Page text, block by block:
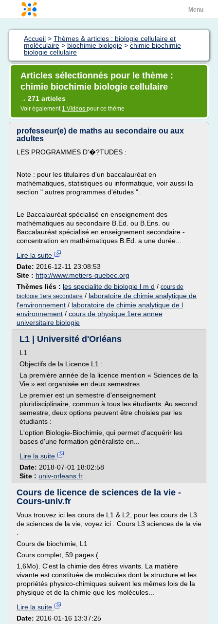
Menu
Accueil > Thèmes & articles : biologie cellulaire et
moléculaire > biochimie biologie > chimie biochimie
biologie cellulaire
Articles sélectionnés pour le thème :
chimie biochimie biologie cellulaire
→ 271 articles
Voir également 1 Vidéos pour ce thème
professeur(e) de maths au secondaire ou aux
adultes
LES PROGRAMMES D'�?TUDES :
Note : pour les titulaires d'un baccalauréat en
mathématiques, statistiques ou informatique, voir aussi la
section " autres programmes d'études ".
Le Baccalauréat spécialisé en enseignement des
mathématiques au secondaire B.Ed. ou B.Ens. ou
Baccalauréat spécialisé en enseignement secondaire -
concentration en mathématiques B.Ed. a une durée...
Lire la suite
Date: 2016-12-11 23:08:53
Site : http://www.metiers-quebec.org
Thèmes liés : les specialite de biologie l m d / cours de
biologie 1ere secondaire / laboratoire de chimie analytique de
l'environnement / laboratoire de chimie analytique de l
environnement / cours de physique 1ere annee
universitaire biologie
L1 | Université d'Orléans
L1
Objectifs de la Licence L1 :
La première année de la licence mention « Sciences de la
Vie » est organisée en deux semestres.
Le premier est un semestre d'enseignement
pluridisciplinaire, commun à tous les étudiants. Au second
semestre, deux options peuvent être choisies par les
étudiants :
L'option Biologie-Biochimie, qui permet d'acquérir les
bases d'une formation généraliste en...
Lire la suite
Date: 2018-07-01 18:02:58
Site : univ-orleans.fr
Cours de licence de sciences de la vie -
Cours-univ.fr
Vous trouvez ici les cours de L1 & L2, pour les cours de L3
de sciences de la vie, voyez ici : Cours L3 sciences de la vie
Cours de biochimie, L1
Cours complet, 59 pages (
1,6Mo). C'est la chimie des êtres vivants. La matière
vivante est constituée de molécules dont la structure et les
propriétés physico-chimiques suivent les mêmes lois de la
physique et de la chimie que les molécules...
Lire la suite
Date: 2016-01-16 13:37:25